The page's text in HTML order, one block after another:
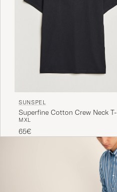
SUNSPEL
Superfine Cotton Crew Neck T-
Shirt Black
MXL
65€